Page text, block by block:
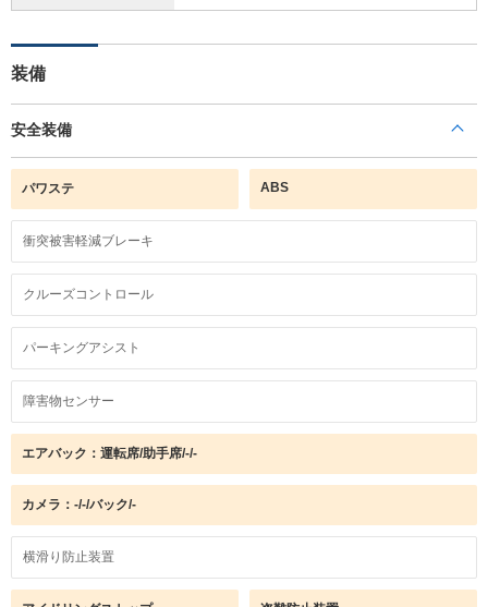
装備
安全装備
パワステ ABS
衝突被害軽減ブレーキ
クルーズコントロール
パーキングアシスト
障害物センサー
エアバック：運転席/助手席/-/-
カメラ：-/-/バック/-
横滑り防止装置